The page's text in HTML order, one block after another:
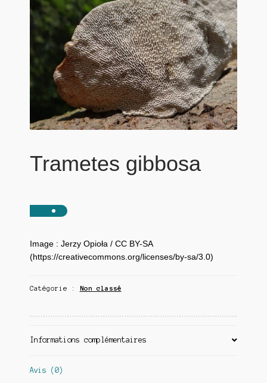
Trametes gibbosa
Image : Jerzy Opioła / CC BY-SA
(https://creativecommons.org/licenses/by-sa/3.0)
Catégorie : Non classé
Informations complémentaires
Avis (0)